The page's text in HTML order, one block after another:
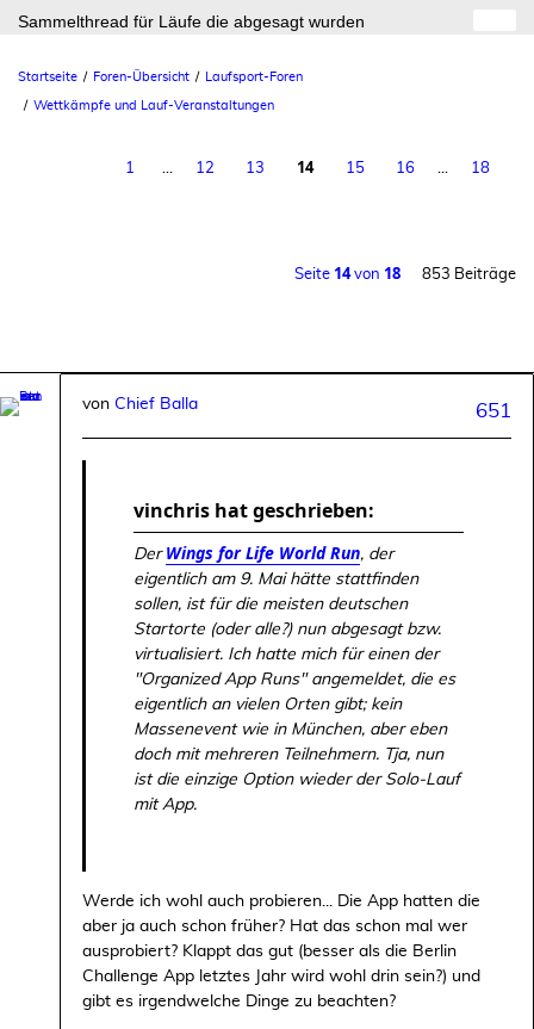
Sammelthread für Läufe die abgesagt wurden
Startseite Foren-Übersicht Laufsport-Foren
Wettkämpfe und Lauf-Veranstaltungen
1 … 12 13 14 15 16 … 18
Seite 14von 18 853 Beiträge
651
von Chief Balla
vinchris hat geschrieben:
Der Wings for Life World Run, der
eigentlich am 9. Mai hätte stattfinden
sollen, ist für die meisten deutschen
Startorte (oder alle?) nun abgesagt bzw.
virtualisiert. Ich hatte mich für einen der
"Organized App Runs" angemeldet, die es
eigentlich an vielen Orten gibt; kein
Massenevent wie in München, aber eben
doch mit mehreren Teilnehmern. Tja, nun
ist die einzige Option wieder der Solo-Lauf
mit App.
Werde ich wohl auch probieren... Die App hatten die
aber ja auch schon früher? Hat das schon mal wer
ausprobiert? Klappt das gut (besser als die Berlin
Challenge App letztes Jahr wird wohl drin sein?) und
gibt es irgendwelche Dinge zu beachten?